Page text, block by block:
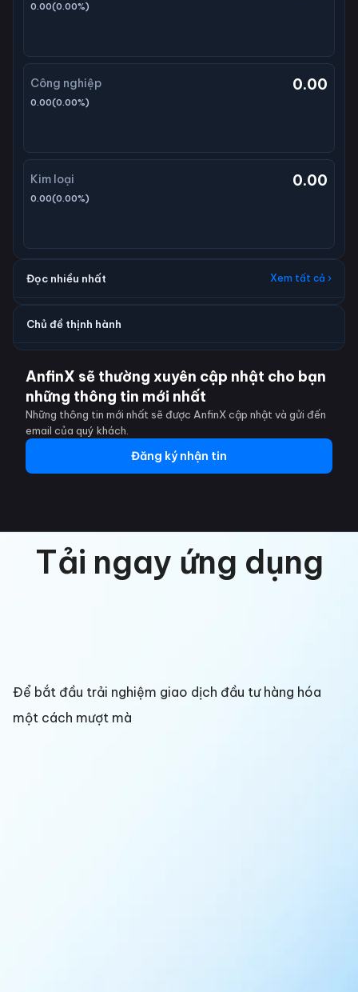
0.00(0.00%)
Công nghiệp 0.00
0.00(0.00%)
Kim loại 0.00
0.00(0.00%)
Đọc nhiều nhất Xem tất cả ›
Chủ đề thịnh hành
AnfinX sẽ thường xuyên cập nhật cho bạn
những thông tin mới nhất
Những thông tin mới nhất sẽ được AnfinX cập nhật và gửi đến
email của quý khách.
Đăng ký nhận tin
Tải ngay ứng dụng
Để bắt đầu trải nghiệm giao dịch đầu tư hàng hóa
một cách mượt mà